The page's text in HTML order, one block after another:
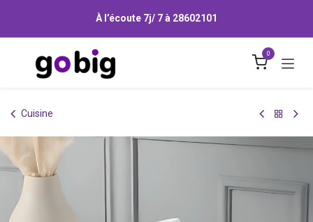
À l’écoute 7j/ 7 à 28602101
0
Cuisine